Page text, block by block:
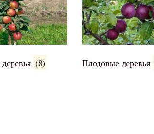
(8) Плодовые деревья